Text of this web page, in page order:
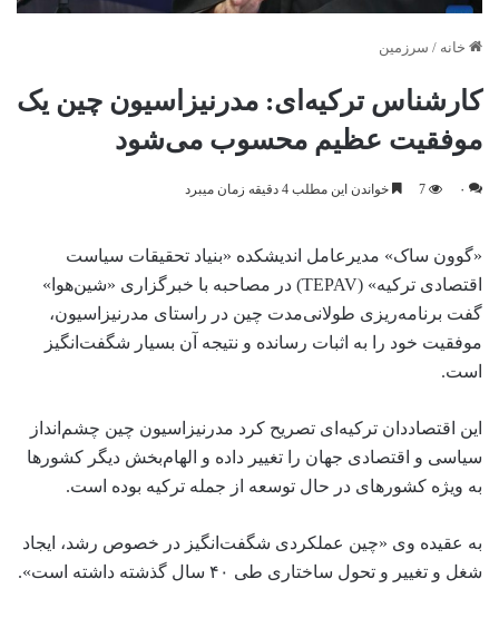
خانه / سرزمین
کارشناس ترکیه‌ای: مدرنیزاسیون چین یک
موفقیت عظیم محسوب می‌شود
۰ 7 خواندن این مطلب 4 دقیقه زمان میبرد
«گوون ساک» مدیرعامل اندیشکده «بنیاد تحقیقات سیاست
اقتصادی ترکیه» (TEPAV) در مصاحبه با خبرگزاری «شین‌هوا»
گفت برنامه‌ریزی طولانی‌مدت چین در راستای مدرنیزاسیون،
موفقیت خود را به اثبات رسانده و نتیجه آن بسیار شگفت‌انگیز
است.
این اقتصاددان ترکیه‌ای تصریح کرد مدرنیزاسیون چین چشم‌انداز
سیاسی و اقتصادی جهان را تغییر داده و الهام‌بخش دیگر کشورها
به ویژه کشورهای در حال توسعه از جمله ترکیه بوده است.
به عقیده وی «چین عملکردی شگفت‌انگیز در خصوص رشد، ایجاد
شغل و تغییر و تحول ساختاری طی ۴۰ سال گذشته داشته است».